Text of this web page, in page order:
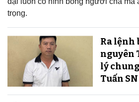
trọng.
Ra lệnh
nguyên
lý
Tuấn SN